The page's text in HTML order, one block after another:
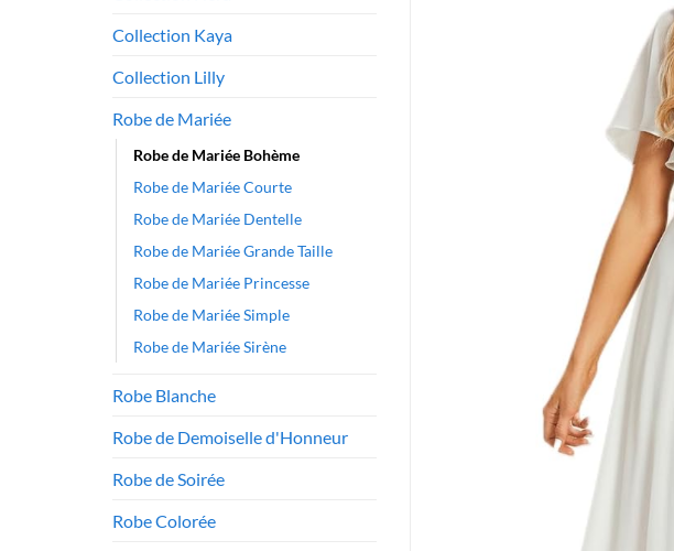
Collection Kaya
Collection Lilly
Robe de Mariée
Robe de Mariée Bohème
Robe de Mariée Courte
Robe de Mariée Dentelle
Robe de Mariée Grande Taille
Robe de Mariée Princesse
Robe de Mariée Simple
Robe de Mariée Sirène
Robe Blanche
Robe de Demoiselle d'Honneur
Robe de Soirée
Robe Colorée